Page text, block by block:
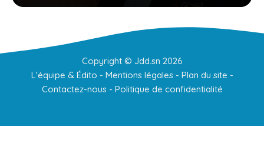
Copyright © Jdd.sn 2026
L'équipe & Édito - Mentions légales- Plan du site -
Contactez-nous- Politique de confidentialité